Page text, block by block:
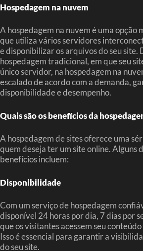
Hospedagem na nuvem
A hospedagem na nuvem é uma opção
que utiliza vários servidores
e disponibilizar os arquivos do seu site.
hospedagem tradicional, em que seu
único servidor, na hospedagem na
escalado de acordo com a demanda,
disponibilidade e desempenho.
Quais são os benefícios da
A hospedagem de sites oferece uma
quem deseja ter um site online. Alguns
benefícios incluem:
Disponibilidade
Com um serviço de hospedagem
disponível 24 horas por dia, 7 dias por
que os visitantes acessem seu
Isso é essencial para garantir a
do seu site.